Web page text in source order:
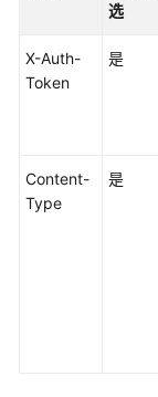
务
选
X-Auth-
Token
是
Content-
Type
是